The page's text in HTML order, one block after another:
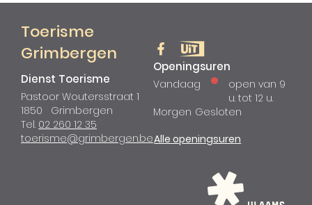
Toerisme
Grimbergen
Dienst Toerisme
Adres
Pastoor Woutersstraat 1
1850
Grimbergen
Tel. 02 260 12 35
E-
toerisme@grimbergen.be
Volg
ons
Facebook
Volg
ons
UiT
Vlaanderen
Openingsuren
Vandaag open van 9
u. tot12 u.
Morgen Gesloten
Alle openingsuren